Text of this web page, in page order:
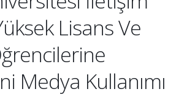
Lisans Ve
Medya Kullanımı